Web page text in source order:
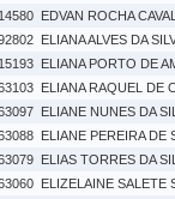
EDVAN ROCHA
ELIANA ALVES DA
ELIANA PORTO DE
ELIANA RAQUEL DE
ELIANE NUNES DA
ELIANE PEREIRA DE
ELIAS TORRES DA
ELIZELAINE SALETE